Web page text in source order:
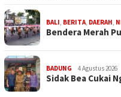
BALI BERITA DAERAH
Bendera Merah
BADUNG 4 Agustus 2026
Sidak Bea Cukai